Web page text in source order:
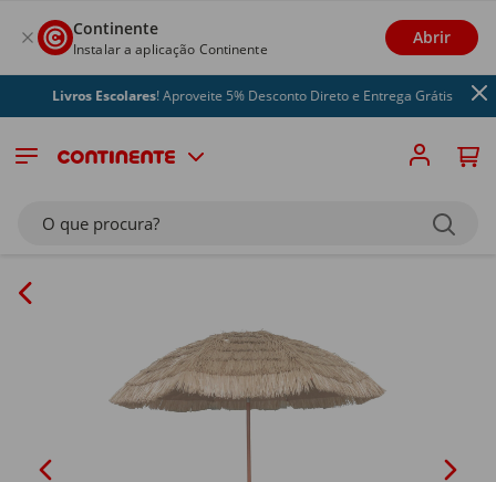
Continente
Instalar a aplicação Continente
Abrir
Livros Escolares! Aproveite 5% Desconto Direto e Entrega Grátis
O que procura?